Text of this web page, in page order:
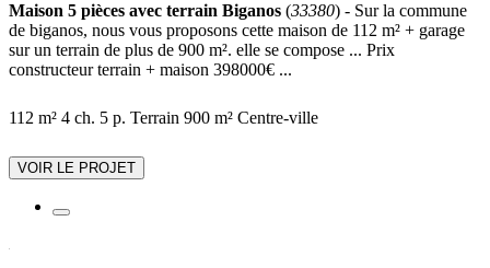
Maison 5 pièces avec terrain Biganos (33380) - Sur la commune
de biganos, nous vous proposons cette maison de 112 m² + garage
sur un terrain de plus de 900 m². elle se compose ... Prix
constructeur terrain + maison 398000€ ...
112 m² 4 ch. 5 p. Terrain 900 m² Centre-ville
VOIR LE PROJET